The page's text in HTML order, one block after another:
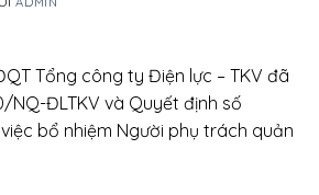
Tổng công ty Điện lực – TKV đã
NQ-ĐLTKV và Quyết định số
bổ nhiệm Người phụ trách quản